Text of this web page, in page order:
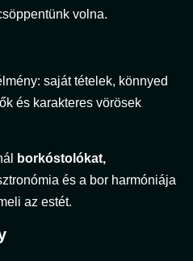
volna.
saját tételek, könnyed
és karakteres vörösek
borkóstolókat,
és a bor harmóniája
az estét.